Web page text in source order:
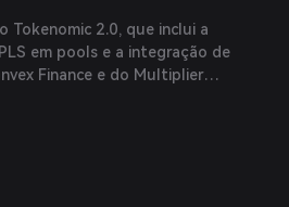
Tokenomic 2.0, que inclui a
em pools e a integração de
Finance e do Multiplier
aprimorar os incentivos aos